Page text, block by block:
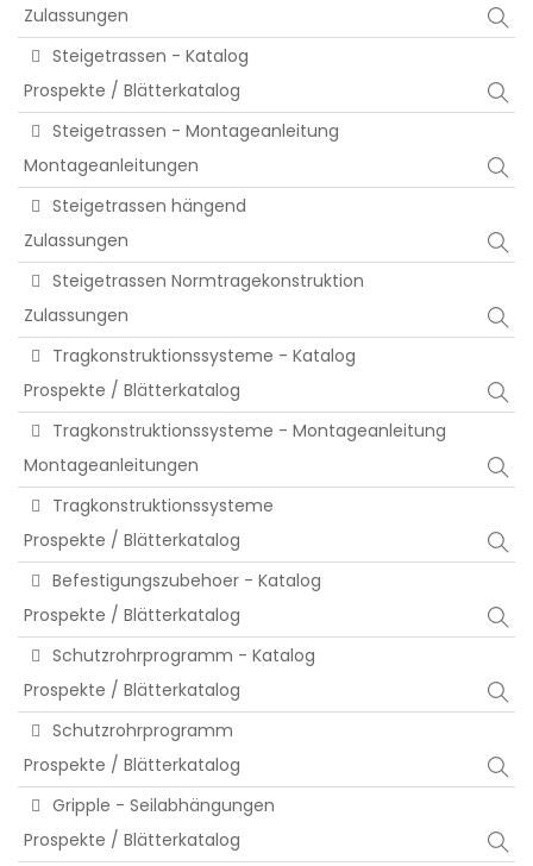
Zulassungen
Steigetrassen - Katalog
Prospekte / Blätterkatalog
Steigetrassen - Montageanleitung
Montageanleitungen
Steigetrassen hängend
Zulassungen
Steigetrassen Normtragekonstruktion
Zulassungen
Tragkonstruktionssysteme - Katalog
Prospekte / Blätterkatalog
Tragkonstruktionssysteme - Montageanleitung
Montageanleitungen
Tragkonstruktionssysteme
Prospekte / Blätterkatalog
Befestigungszubehoer - Katalog
Prospekte / Blätterkatalog
Schutzrohrprogramm - Katalog
Prospekte / Blätterkatalog
Schutzrohrprogramm
Prospekte / Blätterkatalog
Gripple - Seilabhängungen
Prospekte / Blätterkatalog